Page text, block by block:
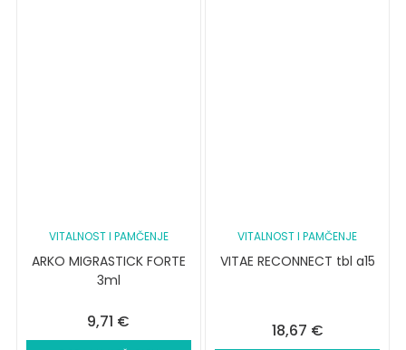
VITALNOST I PAMČENJE
ARKO MIGRASTICK FORTE
3ml
9,71 €
VITALNOST I PAMČENJE
VITAE RECONNECT tbl a15
18,67 €